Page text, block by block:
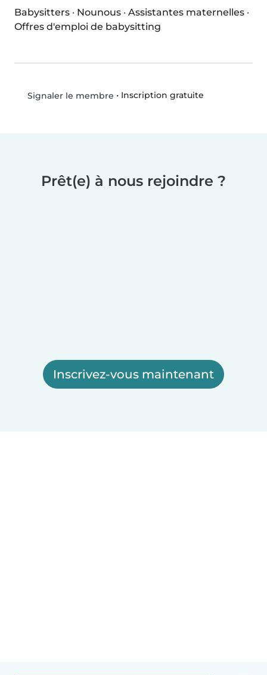
Babysitters · Nounous · Assistantes maternelles ·
Offres d'emploi de babysitting
Signaler le membre • Inscription gratuite
Prêt(e) à nous rejoindre ?
Inscrivez-vous maintenant